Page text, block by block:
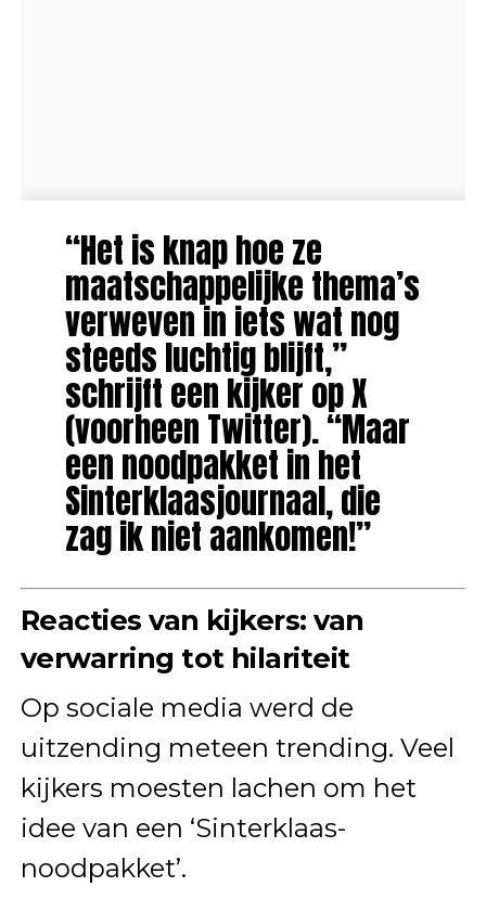
“Het is knap hoe ze
maatschappelijke thema’s
verweven in iets wat nog
steeds luchtig blijft,”
schrijft een kijker op X
(voorheen Twitter). “Maar
een noodpakket in het
Sinterklaasjournaal, die
zag ik niet aankomen!”
Reacties van kijkers: van
verwarring tot hilariteit
Op sociale media werd de
uitzending meteen trending. Veel
kijkers moesten lachen om het
idee van een ‘Sinterklaas-
noodpakket’.